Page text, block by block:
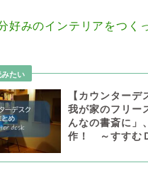
好みのインテリアをつく
【カウンター
我が家のフリー
んなの書斎に」
作！ ～すすむ